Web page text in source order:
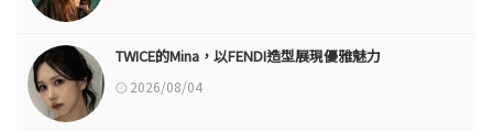
TWICE的Mina，以FENDI造型展現優雅魅力
2026/08/04